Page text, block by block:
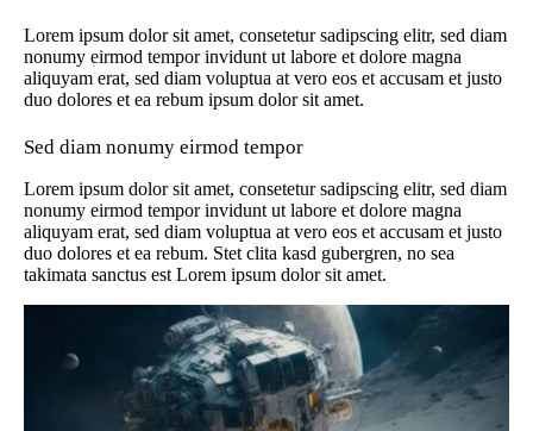
Lorem ipsum dolor sit amet, consetetur sadipscing elitr, sed diam
nonumy eirmod tempor invidunt ut labore et dolore magna
aliquyam erat, sed diam voluptua at vero eos et accusam et justo
duo dolores et ea rebum ipsum dolor sit amet.
Sed diam nonumy eirmod tempor
Lorem ipsum dolor sit amet, consetetur sadipscing elitr, sed diam
nonumy eirmod tempor invidunt ut labore et dolore magna
aliquyam erat, sed diam voluptua at vero eos et accusam et justo
duo dolores et ea rebum. Stet clita kasd gubergren, no sea
takimata sanctus est Lorem ipsum dolor sit amet.